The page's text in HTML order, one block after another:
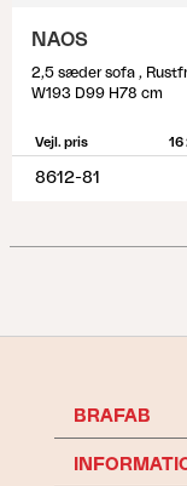
NAOS
W193 D99 H78 cm
Vejl. pris 16
8612-81
BRAFAB